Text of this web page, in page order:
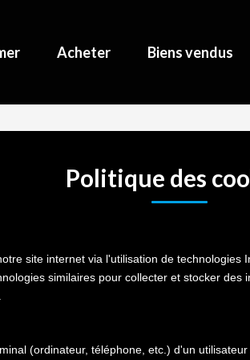
Acheter Biens vendus
Politique des
site internet via l'utilisation de
similaires pour collecter et stocker
(ordinateur, téléphone, etc.) d'un